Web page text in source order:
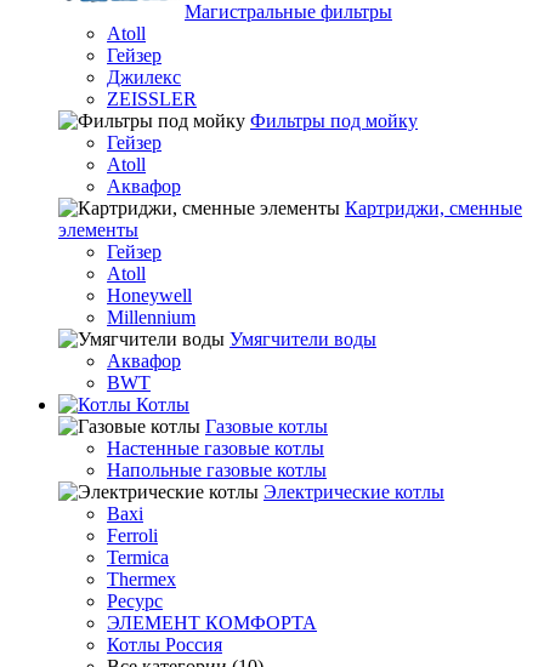
Магистральные фильтры
Atoll
Гейзер
Джилекс
ZEISSLER
Фильтры под мойку
Гейзер
Atoll
Аквафор
Картриджи, сменные
элементы
Гейзер
Atoll
Honeywell
Millennium
Умягчители воды
Аквафор
BWT
Котлы
Гaзовые котлы
Настенные газовые котлы
Напольные газовые котлы
Электрические котлы
Baxi
Ferroli
Termica
Thermex
Ресурс
ЭЛЕМЕНТ КОМФОРТА
Котлы Россия